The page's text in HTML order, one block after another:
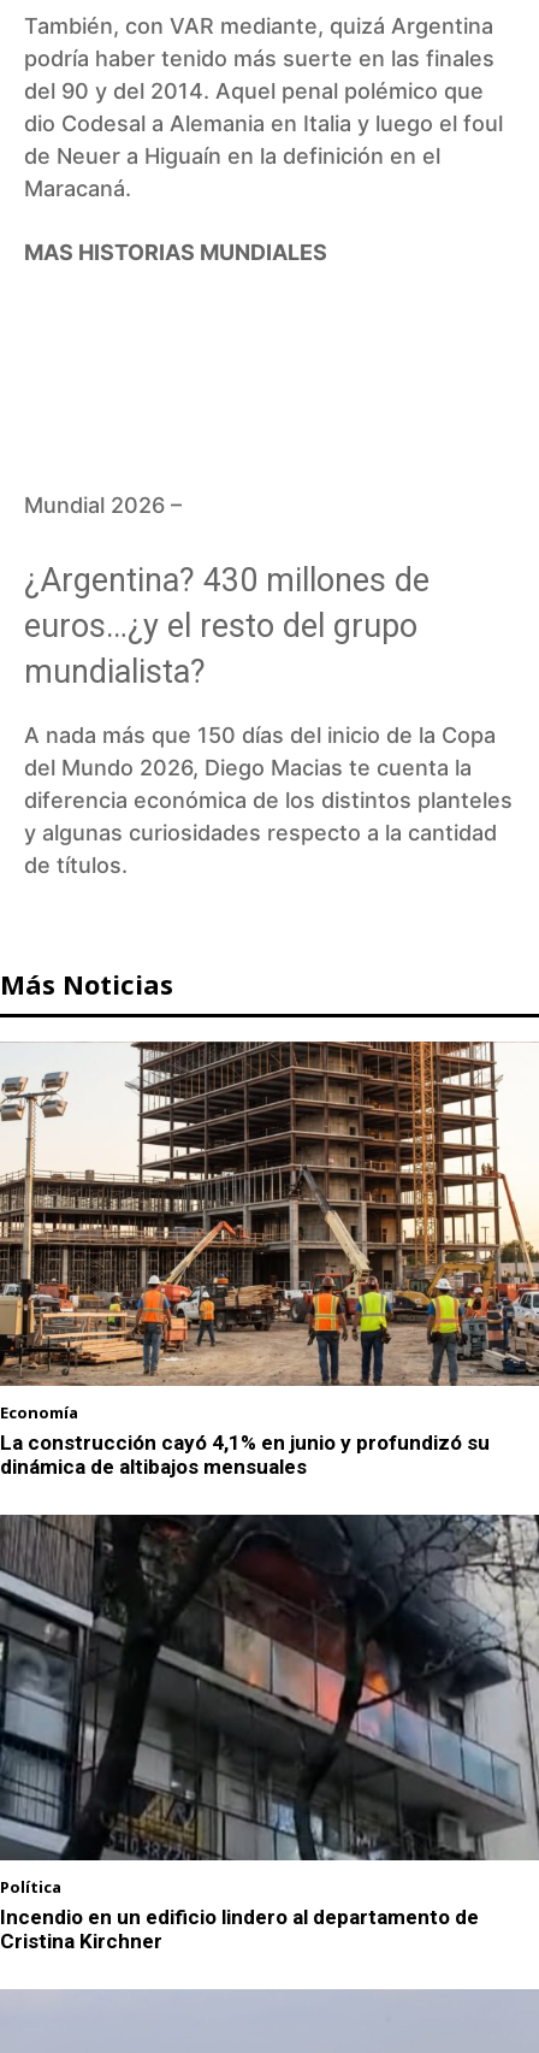
También, con VAR mediante, quizá Argentina
podría haber tenido más suerte en las finales
del 90 y del 2014. Aquel penal polémico que
dio Codesal a Alemania en Italia y luego el foul
de Neuer a Higuaín en la definición en el
Maracaná.
MAS HISTORIAS MUNDIALES
Mundial 2026 –
¿Argentina? 430 millones de
euros…¿y el resto del grupo
mundialista?
A nada más que 150 días del inicio de la Copa
del Mundo 2026, Diego Macias te cuenta la
diferencia económica de los distintos planteles
y algunas curiosidades respecto a la cantidad
de títulos.
Más Noticias
Economía
La construcción cayó 4,1% en junio y profundizó su
dinámica de altibajos mensuales
Política
Incendio en un edificio lindero al departamento de
Cristina Kirchner